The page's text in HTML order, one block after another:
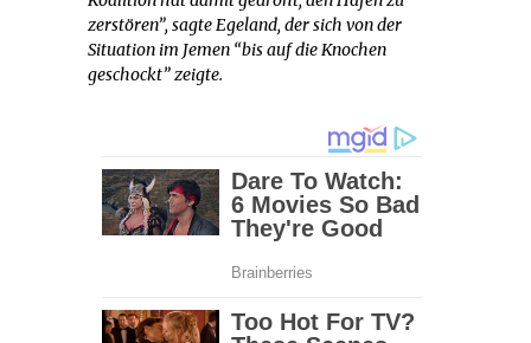
zerstören”, sagte Egeland, der sich von der
Situation im Jemen “bis auf die Knochen
geschockt” zeigte.